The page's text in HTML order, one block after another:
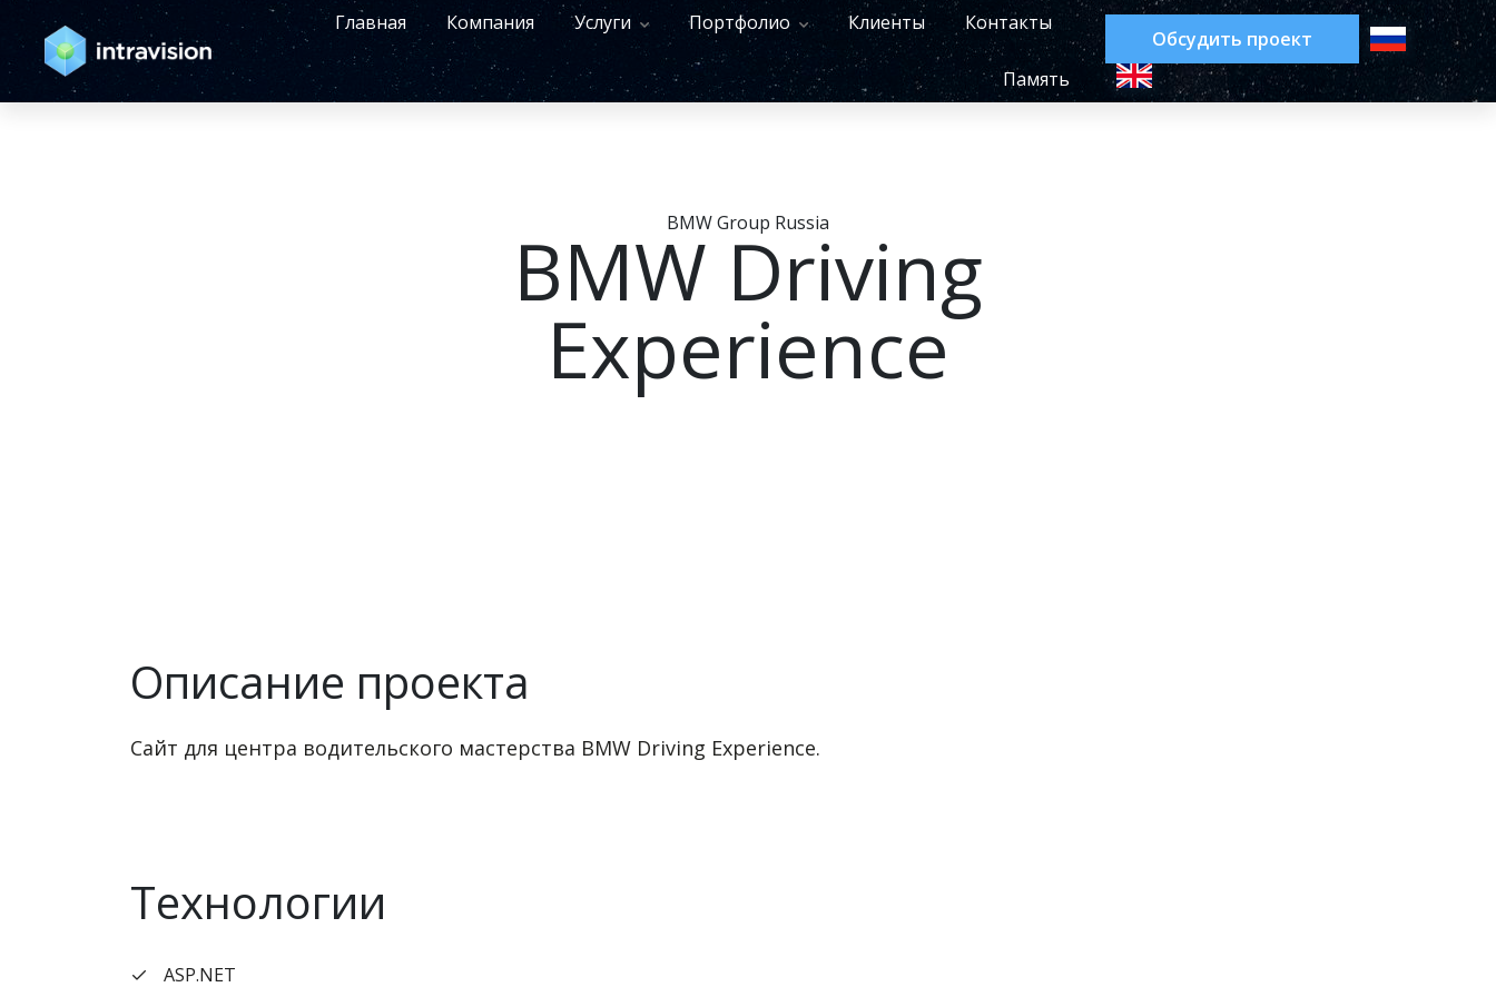
Главная Компания Услуги Портфолио Клиенты Контакты
Память
Обсудить проект
BMW Group Russia
BMW Driving
Experience
Описание проекта
Сайт для центра водительского мастерства BMW Driving Experience.
Технологии
ASP.NET